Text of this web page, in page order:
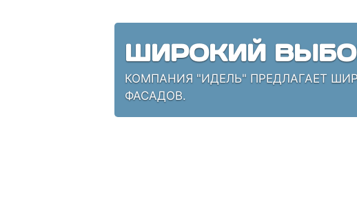
ШИРОКИЙ
КОМПАНИЯ "ИДЕЛЬ" ПРЕДЛАГАЕТ
ФАСАДОВ.